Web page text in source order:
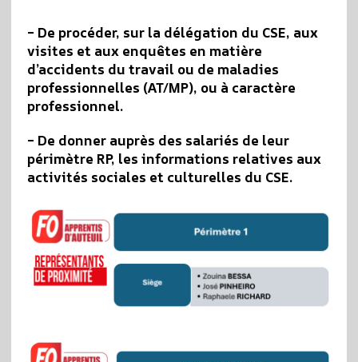
– De procéder, sur la délégation du CSE, aux
visites et aux enquêtes en matière
d’accidents du travail ou de maladies
professionnelles (AT/MP), ou à caractère
professionnel.
– De donner auprès des salariés de leur
périmètre RP, les informations relatives aux
activités sociales et culturelles du CSE.